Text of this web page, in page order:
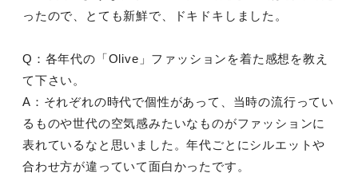
ったので、とても新鮮で、ドキドキしました。
Q：各年代の「Olive」ファッションを着た感想を教え
て下さい。
A：それぞれの時代で個性があって、当時の流行ってい
るものや世代の空気感みたいなものがファッションに
表れているなと思いました。年代ごとにシルエットや
合わせ方が違っていて面白かったです。